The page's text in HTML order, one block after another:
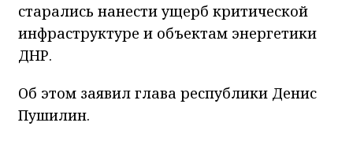
старались нанести ущерб критической
инфраструктуре и объектам энергетики
ДНР.
Об этом заявил глава республики Денис
Пушилин.